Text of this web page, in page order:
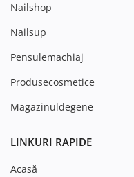
Nailshop
Nailsup
Pensulemachiaj
Produsecosmetice
Magazinuldegene
LINKURI RAPIDE
Acasă